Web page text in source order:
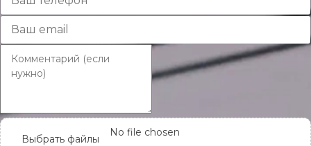
Выбрать файлы
No file chosen